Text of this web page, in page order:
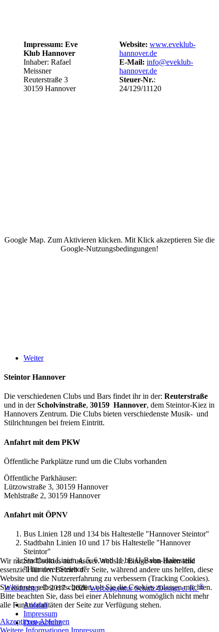
Impressum: Eve
Klub Hannover
Inhaber: Rafael
Meissner
Reuterstraße 3
30159 Hannover
Website: www.eveklub-
hannover.de
E-Mail: info@eveklub-
hannover.de
Steuer-Nr.:
24/129/11120
Google Map. Zum Aktivieren klicken. Mit Klick akzeptieren Sie die
Google-Nutzungsbedingungen!
Weiter
Steintor Hannover
Die verschiedenen Clubs und Bars findet ihr in der: Reuterstraße
und in derScholvinstraße, 30159 Hannover, dem Steintor-Kiez in
Hannovers Zentrum. Die Clubs bieten verschiedenste Musik- und
Stilrichtungen bei freiem Eintritt.
Anfahrt mit dem PKW
Öffentliche Parkplätze rund um die Clubs vorhanden
Öffentliche Parkhäuser:
Lützowstraße 3, 30159 Hannover
Mehlstraße 2, 30159 Hannover
Anfahrt mit ÖPNV
Bus Linien 128 und 134 bis Haltestelle "Hannover Steintor"
Stadtbahn Linien 10 und 17 bis Haltestelle "Hannover
Steintor"
Stadtbahn Linien 4, 5, 6, und 11 bis U-Bahn-Haltestelle
"Hannover Steintor"
Webdesign: © 2017 - 2026Werbeagentur Schulz-Design e. K.®
Anfahrt
Impressum
Datenschutz
Wir nutzen Cookies auf unserer Website. Einige von ihnen sind
essenziell für den Betrieb der Seite, während andere uns helfen, diese
Website und die Nutzererfahrung zu verbessern (Tracking Cookies).
Sie können selbst entscheiden, ob Sie die Cookies zulassen möchten.
Bitte beachten Sie, dass bei einer Ablehnung womöglich nicht mehr
alle Funktionalitäten der Seite zur Verfügung stehen.
AkzeptierenAblehnen
Weitere Informationen Impressum